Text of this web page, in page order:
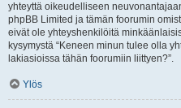
yhteyttä oikeudelliseen
phpBB Limited ja tämän foorumin
eivät ole yhteyshenkilöitä
kysymystä “Keneen minun tulee olla
lakiasioissa tähän foorumiin liittyen?”.
Ylös